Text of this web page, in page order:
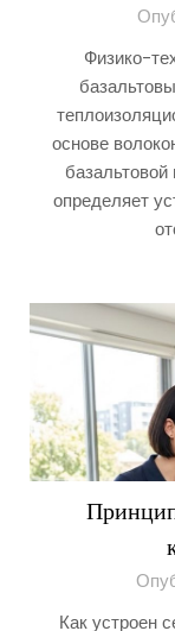
Физико-
основе
определяет
Как устроен